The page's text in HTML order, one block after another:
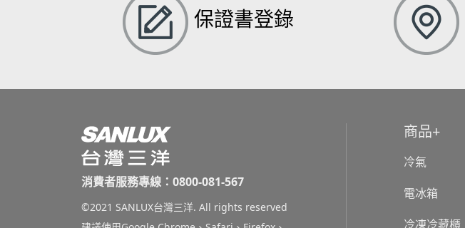
保證書登錄
消費者服務專線：0800-081-567
©2021 SANLUX台灣三洋. All rights reserved
商品
冷氣
電冰箱
冷凍冷藏櫃